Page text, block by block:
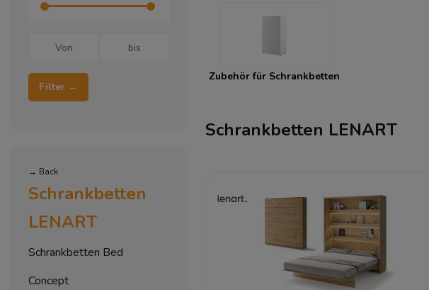
Filter →
→ Back
Schrankbetten
LENART
Schrankbetten Bed
Concept
Zubehör für Schrankbetten
Schrankbetten LENART